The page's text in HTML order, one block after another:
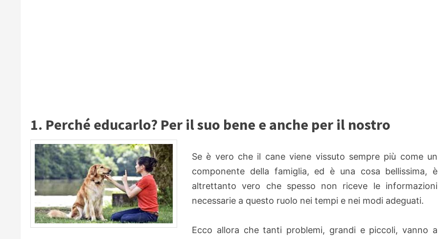
1. Perché educarlo? Per il suo bene e anche per il nostro
Se è vero che il cane viene vissuto sempre più come un
componente della famiglia, ed è una cosa bellissima, è
altrettanto vero che spesso non riceve le informazioni
necessarie a questo ruolo nei tempi e nei modi adeguati.
Ecco allora che tanti problemi, grandi e piccoli, vanno a